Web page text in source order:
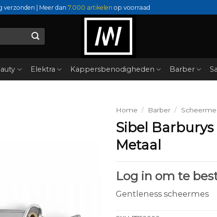
verzonden | Meer dan 7.000 artikelen op voorraad
Elektra Kappersbenodigheden Barber
Home / Barber /
Sibel Barburys
Metaal
Log in om te
Gentleness scheermes